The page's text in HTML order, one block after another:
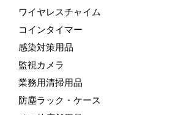
ワイヤレスチャイム
コインタイマー
感染対策用品
監視カメラ
業務用清掃用品
防塵ラック・ケース